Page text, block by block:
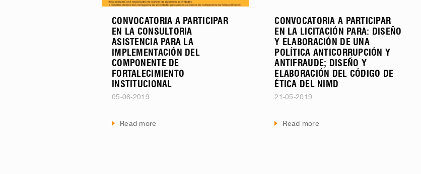
CONVOCATORIA A PARTICIPAR
EN LA CONSULTORIA
ASISTENCIA PARA LA
IMPLEMENTACIÓN DEL
COMPONENTE DE
FORTALECIMIENTO
INSTITUCIONAL
05-06-2019
Read more
CONVOCATORIA A PARTICIPAR
EN LA LICITACIÓN PARA: DISEÑO
Y ELABORACIÓN DE UNA
POLÍTICA ANTICORRUPCIÓN Y
ANTIFRAUDE; DISEÑO Y
ELABORACIÓN DEL CÓDIGO DE
ÉTICA DEL NIMD
21-05-2019
Read more